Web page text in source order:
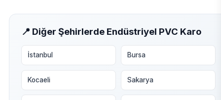
📍 Diğer Şehirlerde Endüstriyel PVC Karo
İstanbul Bursa
Kocaeli Sakarya